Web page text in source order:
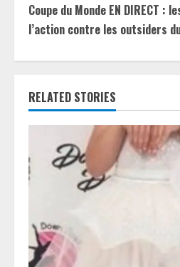
u
e
R
e
a
d
i
n
g
Coupe du Monde EN DIRECT :
l’action contre les outsiders
RELATED STORIES